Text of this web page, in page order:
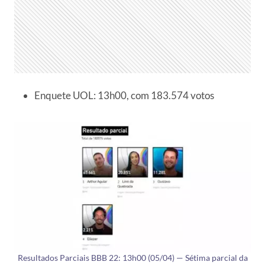
Enquete UOL: 13h00, com 183.574 votos
Resultados Parciais BBB 22: 13h00 (05/04) — Sétima parcial da